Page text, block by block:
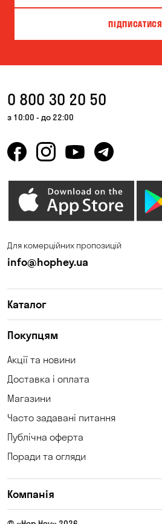
ПІДПИСАТИСЯ
0 800 30 20 50
з 10:00 - до 22:00
Для комерційних пропозицій
info@hophey.ua
Каталог
Покупцям
Акції та новини
Доставка і оплата
Магазини
Часто задавані питання
Публічна оферта
Поради та огляди
Компанія